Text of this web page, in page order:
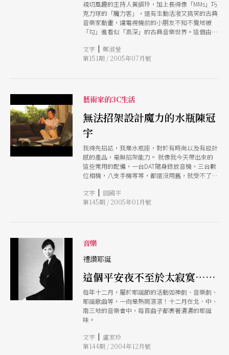
親切風趣的主持人黃韻玲，加上長得像「MMs」巧
克力球的「魔力客」，還有生動活潑又搞笑的古典
音樂家動畫，讓電視機前的小朋友不知不覺地被
「勾」進看似「高深」的古典音樂世界。這個由公
回響，但幕後製作的艱辛過程，也讓我們驚訝：原
來要讓你看得輕鬆，其實幕後真的一點都不輕鬆
文字 | 鄭淑瑩
第151期 / 2005年07月號
藝術家的3C生活
無法招架設計魔力的水瓶陳冠
宇
我得先招認，我是水瓶座，對於有時尚以及有設計
感的產品，毫無招架能力。 就像我今天帶出來的
這些常用的配備，一台DAT隨身錄放音機，三台數
位相機，八支手機等等，都還沒用舊，就受不了新
XDA II ，結合了三頻手機、PDA、數位相機於一
身，戴上藍芽耳機就可以講電話，搭配上紅外線的
上GPS接收器，還能衛星定位，顯示出地圖。
（說著說著電話響起，是電影《海上鋼琴師》的配
樂） 看起來好像只是PDA加上手機的功能，你看，
一邊將來電號碼存入通訊錄，並將電話中的重要事
的管理效率。 這麼好用的功能應該要早早發明，
但是還是發生過一件悲慘的事情，那時新手機才剛
使用一個月，出國時因電池沒電，資料還沒備份就
全都不見。 有著PDA外型的手機，看起來很大支，
買了一個質感很好的皮套，搭配上藍芽耳機，就完
全符合水瓶座的個性。但是我的月亮在金牛，買科
技產品前，會先買雜誌研究，再去光華商場或博愛
文字 | 田國平
第145期 / 2005年01月號
音樂
禮讚耶誕
這個平安夜不至於太寂寞……
每年十二月，屬於耶誕節的活動如神劇、音樂劇、
耶誕歌曲等，一向是熱鬧滾滾！十二月在北、中、
南三地的音樂會中，每首曲子都裹著濃濃的耶誕
味。
文字 | 盧家珍
第144期 / 2004年12月號